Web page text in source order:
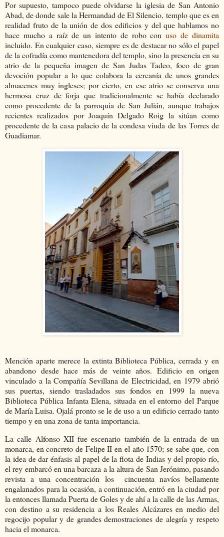
Por supuesto, tampoco puede olvidarse la iglesia de San Antonio
Abad, de donde sale la Hermandad de El Silencio, templo que es en
realidad fruto de la unión de dos edificios y del que hablamos no
hace mucho a raíz de un intento de robo conuso de dinamita
incluido. En cualquier caso, siempre es de destacar no sólo el papel
de la cofradía como mantenedora del templo, sino la presencia en su
atrio de la pequeña imagen de San Judas Tadeo, foco de gran
devoción popular a lo que colabora la cercanía de unos grandes
almacenes muy ingleses; por cierto, en ese atrio se conserva una
hermosa cruz de forja que tradicionalmente se había declarado
como procedente de la parroquia de San Julián, aunque trabajos
recientes realizados por Joaquín Delgado Roig la sitúan como
procedente de la casa palacio de la condesa viuda de las Torres de
Guadiamar.
Mención aparte merece la extinta Biblioteca Pública, cerrada y en
abandono desde hace más de veinte años. Edificio en origen
vinculado a la Compañía Sevillana de Electricidad, en 1979 abrió
sus puertas, siendo trasladados sus fondos en 1999 la nueva
Biblioteca Pública Infanta Elena, situada en el entorno del Parque
de María Luisa. Ojalá pronto se le de uso a un edificio cerrado tanto
tiempo y en una zona de tanta importancia.
La calle Alfonso XII fue escenario también de la entrada de un
monarca, en concreto de Felipe II en el año 1570; se sabe que, con
la idea de dar énfasis al papel de la flota de Indias y del propio río,
el rey embarcó en una barcaza a la altura de San Jerónimo, pasando
revista a una concentración los cincuenta navíos bellamente
engalanados para la ocasión, a continuación, entró en la ciudad por
la entonces llamada Puerta de Goles y de ahí a la calle de las Armas,
con destino a su residencia a los Reales Alcázares en medio del
regocijo popular y de grandes demostraciones de alegría y respeto
hacia el monarca.